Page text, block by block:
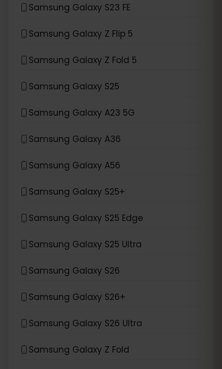
Samsung Galaxy S23 FE
Samsung Galaxy Z Flip 5
Samsung Galaxy Z Fold 5
Samsung Galaxy S25
Samsung Galaxy A23 5G
Samsung Galaxy A36
Samsung Galaxy A56
Samsung Galaxy S25+
Samsung Galaxy S25 Edge
Samsung Galaxy S25 Ultra
Samsung Galaxy S26
Samsung Galaxy S26+
Samsung Galaxy S26 Ultra
Samsung Galaxy Z Fold